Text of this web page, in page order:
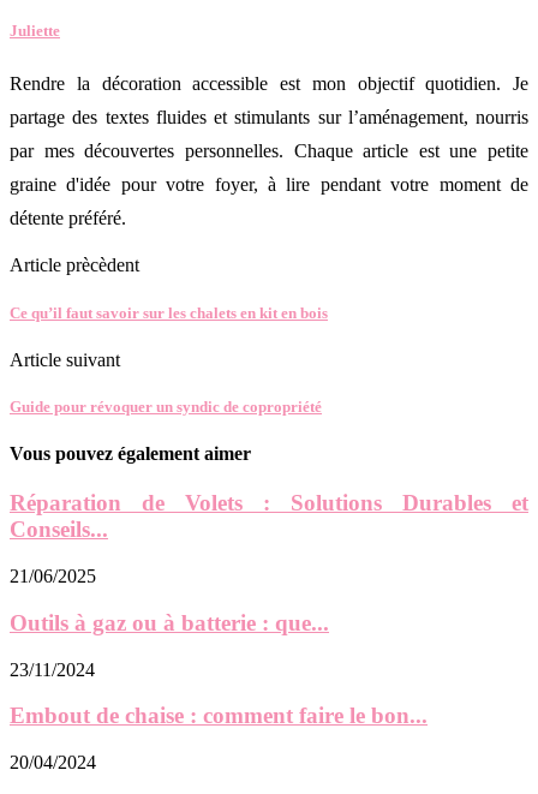
Juliette
Rendre la décoration accessible est mon objectif quotidien. Je
partage des textes fluides et stimulants sur l’aménagement, nourris
par mes découvertes personnelles. Chaque article est une petite
graine d'idée pour votre foyer, à lire pendant votre moment de
détente préféré.
Article prècèdent
Ce qu’il faut savoir sur les chalets en kit en bois
Article suivant
Guide pour révoquer un syndic de copropriété
Vous pouvez également aimer
Réparation de Volets : Solutions Durables et
Conseils...
21/06/2025
Outils à gaz ou à batterie : que...
23/11/2024
Embout de chaise : comment faire le bon...
20/04/2024